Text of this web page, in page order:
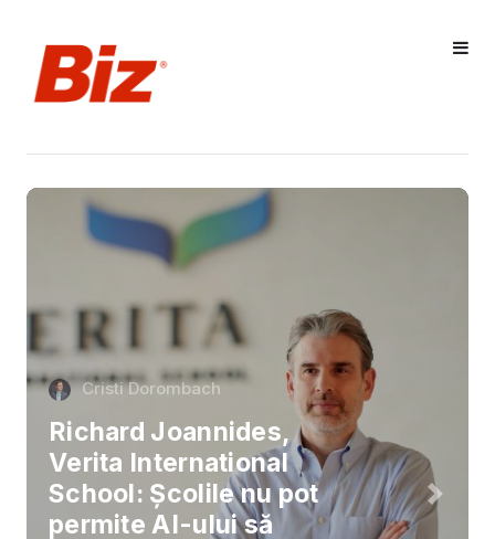
Cristi Dorombach
Richard Joannides,
Verita International
School: Școlile nu pot
permite AI-ului să